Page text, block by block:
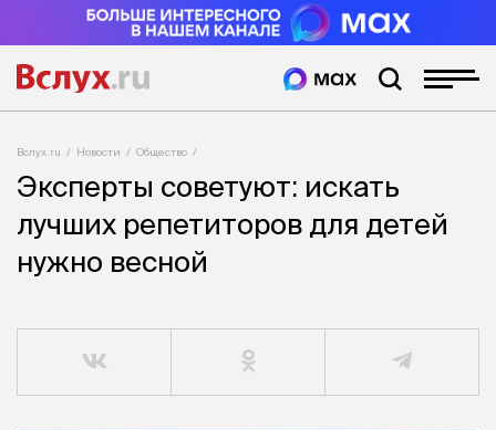
Вслух.ru Новости Общество
Эксперты советуют: искать
лучших репетиторов для детей
нужно весной